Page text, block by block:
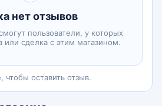
нет отзывов
пользователи, у которых
или сделка с этим магазином.
, чтобы оставить отзыв.